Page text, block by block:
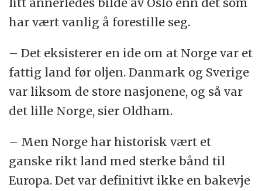
har vært vanlig å forestille seg.
– Det eksisterer en ide om at Norge var et
fattig land før oljen. Danmark og Sverige
var liksom de store nasjonene, og så var
det lille Norge, sier Oldham.
– Men Norge har historisk vært et
ganske rikt land med sterke bånd til
Europa. Det var definitivt ikke en bakevje